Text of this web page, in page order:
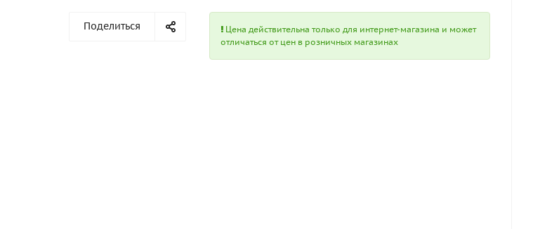
Поделиться
Цена действительна только для интернет-магазина и может
отличаться от цен в розничных магазинах